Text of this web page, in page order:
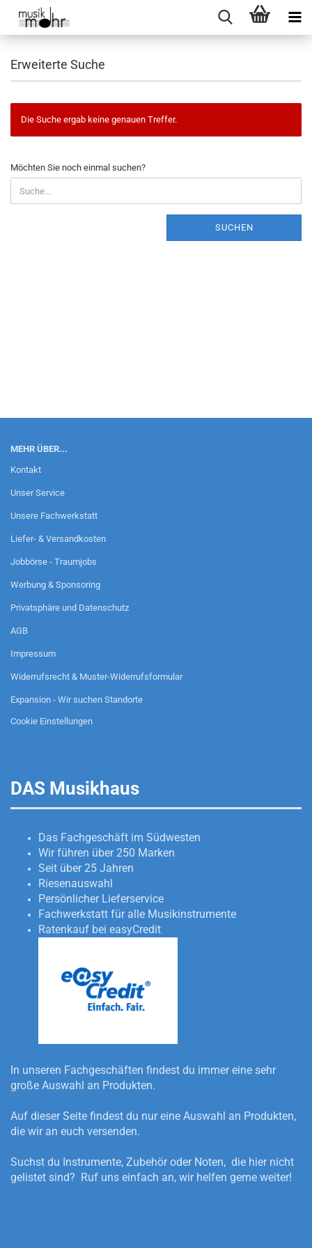
Erweiterte Suche
Die Suche ergab keine genauen Treffer.
MÖCHTEN
SIE
NOCH
EINMAL
Möchten Sie noch einmal suchen?
SUCHEN
MEHR ÜBER...
Kontakt
Unser Service
Unsere Fachwerkstatt
Liefer- & Versandkosten
Jobbörse - Traumjobs
Werbung & Sponsoring
Privatsphäre und Datenschutz
AGB
Impressum
Widerrufsrecht & Muster-Widerrufsformular
Expansion - Wir suchen Standorte
Cookie Einstellungen
DAS Musikhaus
Das Fachgeschäft im Südwesten
Wir führen über 250 Marken
Seit über 25 Jahren
Riesenauswahl
Persönlicher Lieferservice
Fachwerkstatt für alle Musikinstrumente
Ratenkauf bei easyCredit
In unseren Fachgeschäften findest du immer eine sehr
große Auswahl an Produkten.
Auf dieser Seite findest du nur eine Auswahl an Produkten,
die wir an euch versenden.
Suchst du Instrumente, Zubehör oder Noten, die hier nicht
gelistet sind? Ruf uns einfach an, wir helfen gerne weiter!